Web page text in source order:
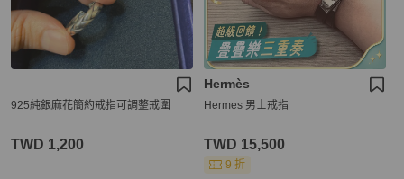
925純銀麻花簡約戒指可調整戒圍
TWD 1,200
Hermès
Hermes 男士戒指
TWD 15,500
9 折